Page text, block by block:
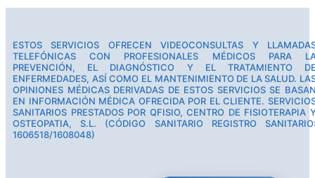
ESTOS SERVICIOS OFRECEN VIDEOCONSULTAS Y
TELEFÓNICAS CON PROFESIONALES MÉDICOS PARA
PREVENCIÓN, EL DIAGNÓSTICO Y EL TRATAMIENTO
ENFERMEDADES, ASÍ COMO EL MANTENIMIENTO DE LA SALUD.
OPINIONES MÉDICAS DERIVADAS DE ESTOS SERVICIOS SE
EN INFORMACIÓN MÉDICA OFRECIDA POR EL CLIENTE.
SANITARIOS PRESTADOS POR QFISIO, CENTRO DE FISIOTERAPIA
OSTEOPATIA, S.L. (CÓDIGO SANITARIO REGISTRO
1606518/1608048)